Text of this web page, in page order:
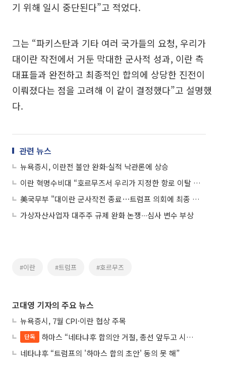
기 위해 일시 중단된다”고 적었다.
그는 “파키스탄과 기타 여러 국가들의 요청, 우리가
대이란 작전에서 거둔 막대한 군사적 성과, 이란 측
대표들과 완전하고 최종적인 합의에 상당한 진전이
이뤄졌다는 점을 고려해 이 같이 결정했다”고 설명했
다.
관련 뉴스
뉴욕증시, 이란전 불안 완화·실적 낙관론에 상승
이란 혁명수비대 “호르무즈서 우리가 지정한 항로 이탈 시 군사 대응할 것”
美국무부 "대이란 군사작전 종료⋯트럼프 의회에 최종 통지"
가상자산사업자 대주주 규제 완화 논쟁∙∙∙심사 변수 부상
#이란 #트럼프 #호르무즈
고대영 기자의 주요 뉴스
뉴욕증시, 7월 CPI·이란 협상 주목
단독
하마스 “네타냐후 합의안 거절, 총선 앞두고 시간 끌기”
네타냐후 “트럼프의 '하마스 합의 초안' 동의 못 해”